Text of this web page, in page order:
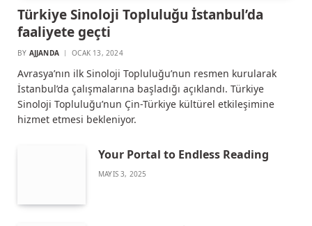
Türkiye Sinoloji Topluluğu İstanbul’da
faaliyete geçti
BY AJJANDA OCAK 13, 2024
Avrasya’nın ilk Sinoloji Topluluğu’nun resmen kurularak
İstanbul’da çalışmalarına başladığı açıklandı. Türkiye
Sinoloji Topluluğu’nun Çin-Türkiye kültürel etkileşimine
hizmet etmesi bekleniyor.
Your Portal to Endless Reading
MAYIS 3, 2025